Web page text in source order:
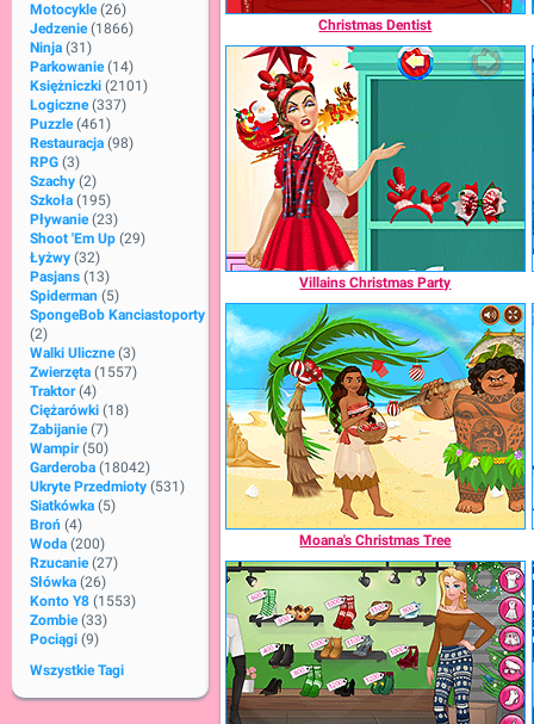
Motocykle (26)
Jedzenie (1866)
Ninja (31)
Parkowanie (14)
Księżniczki (2101)
Logiczne (337)
Puzzle (461)
Restauracja (98)
RPG (3)
Szachy (2)
Szkoła (195)
Pływanie (23)
Shoot 'Em Up (29)
Łyżwy (32)
Pasjans (13)
Spiderman (5)
SpongeBob Kanciastoporty
(2)
Walki Uliczne (3)
Zwierzęta (1557)
Traktor (4)
Ciężarówki (18)
Zabijanie (7)
Wampir (50)
Garderoba (18042)
Ukryte Przedmioty (531)
Siatkówka (5)
Broń (4)
Woda (200)
Rzucanie (27)
Słówka (26)
Konto Y8 (1553)
Zombie (33)
Pociągi (9)
Wszystkie Tagi
Christmas Dentist
Villains Christmas Party
Moana's Christmas Tree